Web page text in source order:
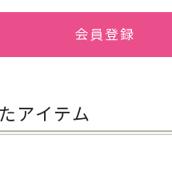
会員登録
アイテム